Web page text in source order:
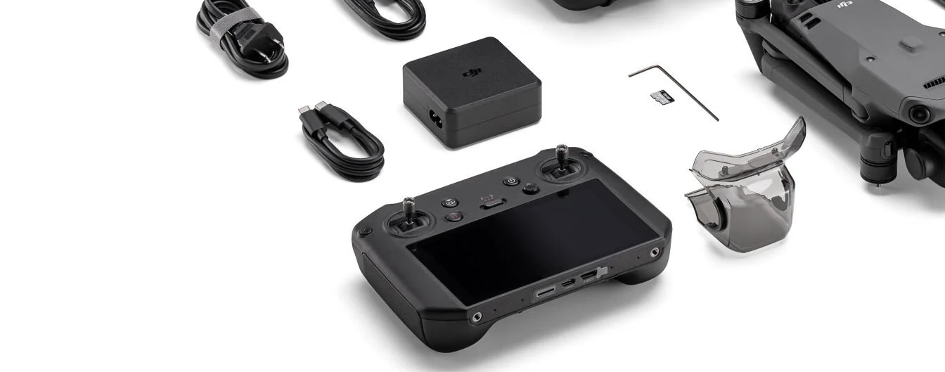
Caméra Drone et Gimbals
Alt kategorileri görmek için hemen tıklayın.
Drone DJI
Alt kategorileri görmek için hemen tıklayın.
Formations de pilotes de drones
UAV
Ürünleri görmek için hemen tıklayın.
Drone Multicoptère
Alt kategorileri görmek için hemen tıklayın.